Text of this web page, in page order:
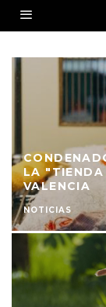
LA "TIENDA
VALENCIA
NOTICIAS